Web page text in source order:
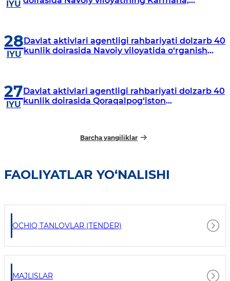
IYU
28
IYU
Davlat aktivlari agentligi rahbariyati dolzarb 40
kunlik doirasida Navoiy viloyatida o‘rganish
27
IYU
Davlat aktivlari agentligi rahbariyati dolzarb 40
kunlik doirasida Qoraqalpog‘iston
Barcha yangiliklar
FAOLIYATLAR YO‘NALISHI
OCHIQ TANLOVLAR (TENDER)
MAJLISLAR